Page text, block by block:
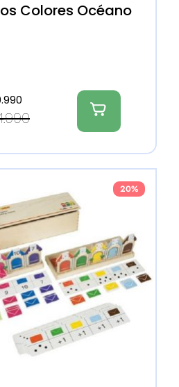
Colores Océano
20%